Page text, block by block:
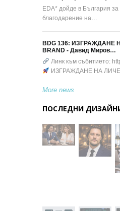
EDA* дойде в България
благодарение на…
BDG 136: ИЗГРАЖДАНЕ
BRAND - Давид Миров…
Линк към събитието:
ИЗГРАЖДАНЕ НА
More news
ПОСЛЕДНИ